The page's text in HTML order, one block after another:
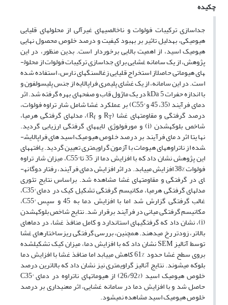
چکیده
جداسازی ترکیبات فولوات و ناخالصی­های غیرآلی از محلول­های قلیایی
هیومیکی، به­دلیل تاثیر بر بهبود کیفیت و درصد خلوص محصول نهایی
هیومیک اسید، از اهمیت بالایی برخوردار است. بدین منظور، در این
پژوهش، از یک سامانه غشایی برای جداسازی ترکیبات فولوات از محلول­
های هیوماتی حاصل­از استخراج قلیایی زغال­سنگ­های نارس، استفاده شده
است. در این سامانه، از یک غشای پلیمری فراپالایه از جنس پلی­سولفون و
با اندازه حفرات kDa 5 در یک ماژول قاب و صفحه­ای بهره گرفته شد. اثر
دمای فرآیند (35، 45 و °C55) بر عملکرد غشا شامل شار تراوه فولوات،
درصد گرفتگی و مقاومت­های غشا (RT و R f )، مدل­های گرفتگی هرمیا،
شاخص بلوکه­شدن (i) و مورفولوژی لایه­های گرفتگی ارزیابی گردید.
نهایتا اثر دمای فرآیند بر درصد خلوص هیومیک اسیدهای فراپالایش­
شده از ناتراوه­های هیومات با آزمون گراویمتری تعیین گردید. یافته­های
این پژوهش نشان داد که با افزایش دما از 35 تا °C55، میزان شار تراوه
فولوات %38 افزایش می­یابد. در اثر افزایش دمای فرآیند، رفتار دوگانه­
ای در گرفتگی و مقاومت­های غشا مشاهده شد. براساس نتایج تئوری
مدل­های گرفتگی هرمیا، مکانیسم­ گرفتگی تشکیل کیک در دمای °C35،
غالب گرفتگی گزارش شد اما با افزایش دما به 45 و سپس °C55،
مکانیسم گرفتگی میانی در فرآیند برقرار شد. نتایج شاخص بلوکه­شدن
(i)، نشان داد که گرفتگی­های استاندارد و کامل منافذ غشا، در دماهای
بالاتر، زودتر رخ می­دهند. همچنین، بررسی گرفتگی ریزساختارهای غشا
توسط آنالیز SEM نشان داد که با افزایش دما، میزان کیک تشکیل­شده
بروی سطح غشا حدود %61 کاهش می­یابد اما منافذ غشا با افزایش دما
بلوکه می­شوند. نتایج آنالیز گراویمتری نیز نشان داد که بالاترین درصد
خلوص هیومیک اسید (%26/92) از هیومات­های ناتراوه در دمای °C35
حاصل شد و با افزایش دما در سامانه غشایی، اثر معنی­داری بر درصد
خلوص هیومیک اسید مشاهده نمی­شود.